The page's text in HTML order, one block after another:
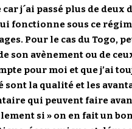
j´ai passé plus de deux
fonctionne sous ce
Pour le cas du Togo,
son avènement ou de
pour moi et que j’ai
sont la qualité et les
qui peuvent faire
si » on en fait un